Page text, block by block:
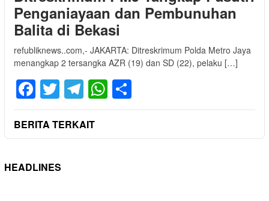
Penganiayaan dan Pembunuhan
Balita di Bekasi
refubliknews..com,- JAKARTA: Ditreskrimum Polda Metro Jaya
menangkap 2 tersangka AZR (19) dan SD (22), pelaku […]
Facebook
Twitter
Telegram
WhatsApp
BERITA TERKAIT
HEADLINES